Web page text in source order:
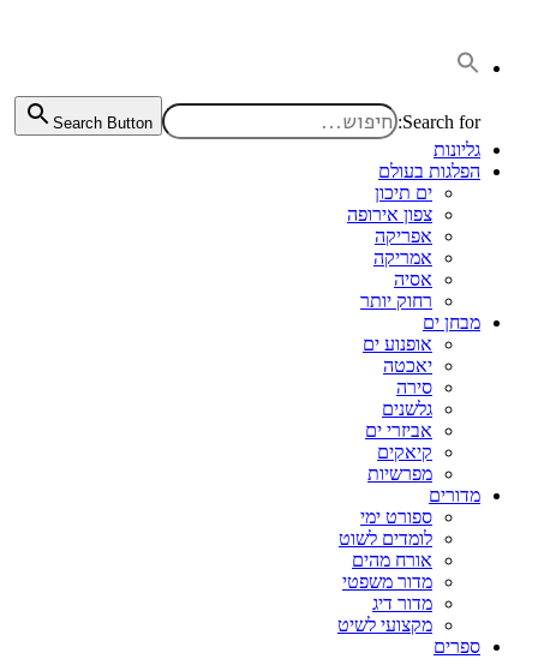
Search for:
Search Button
גליונות
הפלגות בעולם
ים תיכון
צפון אירופה
אפריקה
אמריקה
אסיה
רחוק יותר
מבחן ים
אופנוע ים
יאכטה
סירה
גלשנים
אביזרי ים
קיאקים
מפרשיות
מדורים
ספורט ימי
לומדים לשוט
אורח מהים
מדור משפטי
מדור דיג
מקצועי לשיט
ספרים